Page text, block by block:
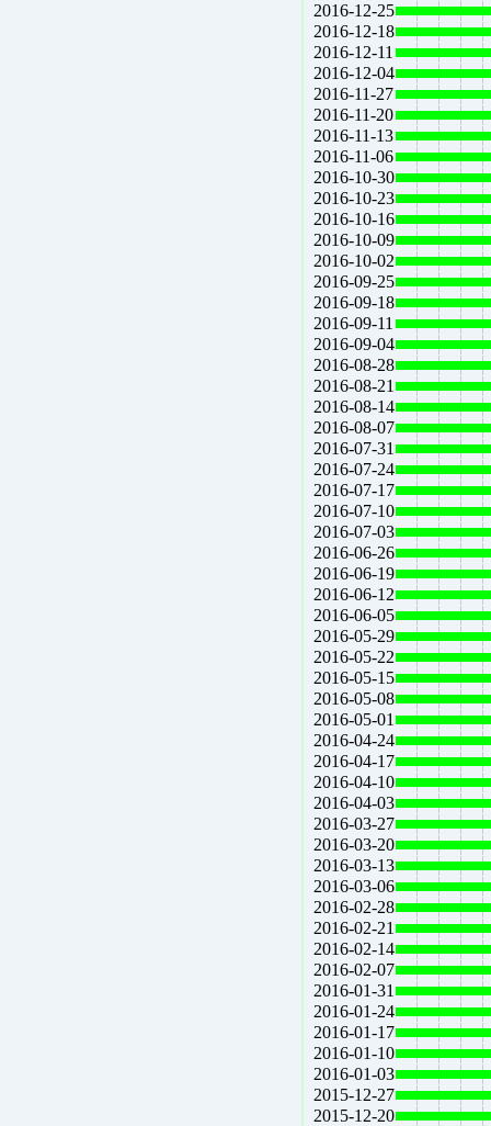
2016-12-25
2016-12-18
2016-12-11
2016-12-04
2016-11-27
2016-11-20
2016-11-13
2016-11-06
2016-10-30
2016-10-23
2016-10-16
2016-10-09
2016-10-02
2016-09-25
2016-09-18
2016-09-11
2016-09-04
2016-08-28
2016-08-21
2016-08-14
2016-08-07
2016-07-31
2016-07-24
2016-07-17
2016-07-10
2016-07-03
2016-06-26
2016-06-19
2016-06-12
2016-06-05
2016-05-29
2016-05-22
2016-05-15
2016-05-08
2016-05-01
2016-04-24
2016-04-17
2016-04-10
2016-04-03
2016-03-27
2016-03-20
2016-03-13
2016-03-06
2016-02-28
2016-02-21
2016-02-14
2016-02-07
2016-01-31
2016-01-24
2016-01-17
2016-01-10
2016-01-03
2015-12-27
2015-12-20